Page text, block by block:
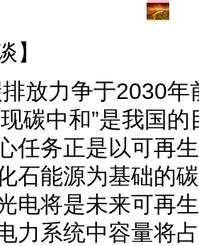
】
排放力争于2030
碳中和”是我国
任务正是以可再
石能源为基础的
电将是未来可再
力系统中容量将